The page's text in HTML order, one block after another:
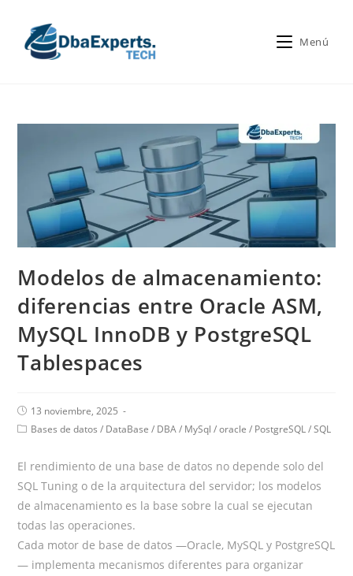
Menú
Modelos de almacenamiento:
diferencias entre Oracle ASM,
MySQL InnoDB y PostgreSQL
Tablespaces
13 noviembre, 2025
Bases de datos / DataBase / DBA/ MySql /oracle / PostgreSQL/SQL
El rendimiento de una base de datos no depende solo del
SQL Tuning o de la arquitectura del servidor; los modelos
de almacenamiento es la base sobre la cual se ejecutan
todas las operaciones.
Cada motor de base de datos —Oracle, MySQL y PostgreSQL
— implementa mecanismos diferentes para organizar